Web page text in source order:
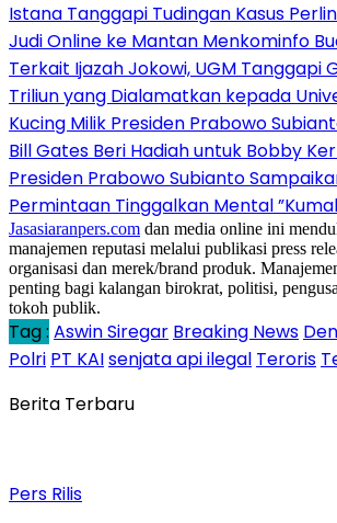
Istana Tanggapi Tudingan Kasus
Judi Online ke Mantan Menkominfo
Terkait Ijazah Jokowi, UGM Tanggapi
Triliun yang Dialamatkan kepada
Kucing Milik Presiden Prabowo
Bill Gates Beri Hadiah untuk Bobby
Presiden Prabowo Subianto
Permintaan Tinggalkan Mental
Jasasiaranpers.com dan media online ini
manajemen reputasi melalui publikasi press
organisasi dan merek/brand produk.
penting bagi kalangan birokrat, politisi,
tokoh publik.
Tag : Aswin Siregar Breaking News
Polri PT KAIsenjata api ilegal Teroris
Berita Terbaru
Pers Rilis